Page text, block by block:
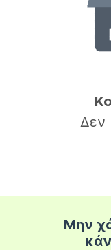
Δεν
Μην